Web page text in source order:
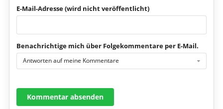
E-Mail-Adresse (wird nicht veröffentlicht)
Benachrichtige mich über Folgekommentare per E-Mail.
Antworten auf meine Kommentare
Kommentar absenden